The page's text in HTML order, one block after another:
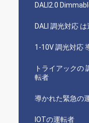
DALI2.0
DALI 調光対応
1-10V 調光対応
トライアックの
転者
導かれた緊急の
IOTの運転者